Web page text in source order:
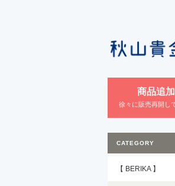
商品追
徐々に販売再開し
CATEGORY
【 BERIKA 】